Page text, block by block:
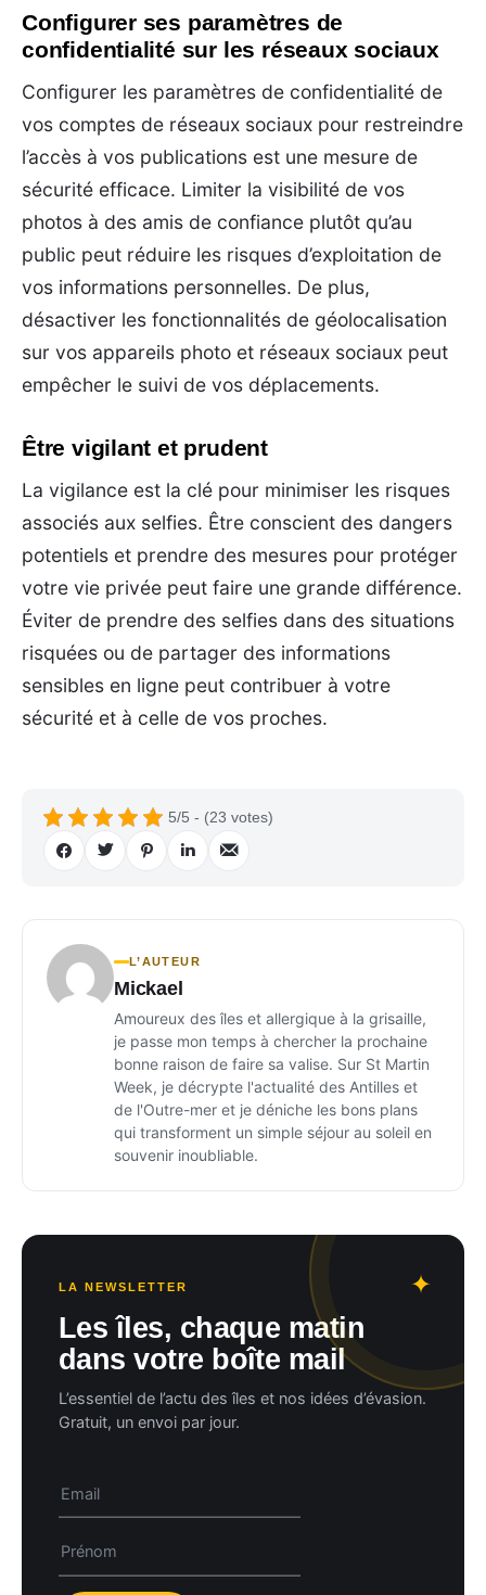
Configurer ses paramètres de
confidentialité sur les réseaux sociaux
Configurer les paramètres de confidentialité de
vos comptes de réseaux sociaux pour restreindre
l’accès à vos publications est une mesure de
sécurité efficace. Limiter la visibilité de vos
photos à des amis de confiance plutôt qu’au
public peut réduire les risques d’exploitation de
vos informations personnelles. De plus,
désactiver les fonctionnalités de géolocalisation
sur vos appareils photo et réseaux sociaux peut
empêcher le suivi de vos déplacements.
Être vigilant et prudent
La vigilance est la clé pour minimiser les risques
associés aux selfies. Être conscient des dangers
potentiels et prendre des mesures pour protéger
votre vie privée peut faire une grande différence.
Éviter de prendre des selfies dans des situations
risquées ou de partager des informations
sensibles en ligne peut contribuer à votre
sécurité et à celle de vos proches.
5/5 - (23 votes)
L’AUTEUR
Mickael
Amoureux des îles et allergique à la grisaille,
je passe mon temps à chercher la prochaine
bonne raison de faire sa valise. Sur St Martin
Week, je décrypte l'actualité des Antilles et
de l'Outre-mer et je déniche les bons plans
qui transforment un simple séjour au soleil en
souvenir inoubliable.
LA NEWSLETTER
Les îles, chaque matin
dans votre boîte mail
L’essentiel de l’actu des îles et nos idées d’évasion.
Gratuit, un envoi par jour.